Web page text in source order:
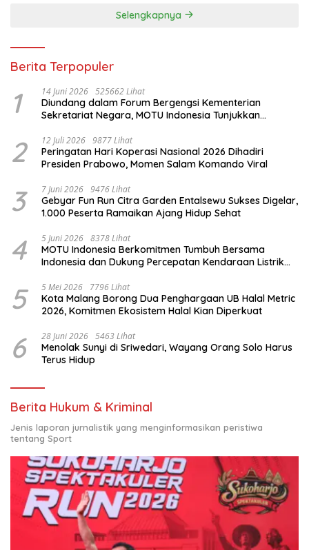
Selengkapnya
Berita Terpopuler
1 14 Juni 2026 525662 Lihat
Diundang dalam Forum Bergengsi Kementerian
Sekretariat Negara, MOTU Indonesia Tunjukkan
2 12 Juli 2026 9877 Lihat
Peringatan Hari Koperasi Nasional 2026 Dihadiri
Presiden Prabowo, Momen Salam Komando Viral
3 7 Juni 2026 9476 Lihat
Gebyar Fun Run Citra Garden Entalsewu Sukses Digelar,
1.000 Peserta Ramaikan Ajang Hidup Sehat
4 5 Juni 2026 8378 Lihat
MOTU Indonesia Berkomitmen Tumbuh Bersama
Indonesia dan Dukung Percepatan Kendaraan Listrik
5 5 Mei 2026 7796 Lihat
Kota Malang Borong Dua Penghargaan UB Halal Metric
2026, Komitmen Ekosistem Halal Kian Diperkuat
6 28 Juni 2026 5463 Lihat
Menolak Sunyi di Sriwedari, Wayang Orang Solo Harus
Terus Hidup
Berita Hukum & Kriminal
Jenis laporan jurnalistik yang menginformasikan peristiwa
tentang Sport